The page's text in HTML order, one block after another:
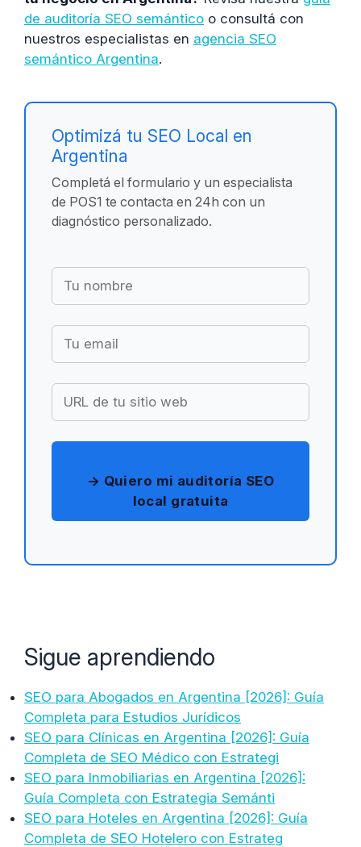
de auditoría SEO semántico o consultá con
nuestros especialistas en agencia SEO
semántico Argentina.
Optimizá tu SEO Local en
Argentina
Completá el formulario y un especialista
de POS1 te contacta en 24h con un
diagnóstico personalizado.
→ Quiero mi auditoría SEO
local gratuita
Sigue aprendiendo
SEO para Abogados en Argentina [2026]: Guía
Completa para Estudios Jurídicos
SEO para Clínicas en Argentina [2026]: Guía
Completa de SEO Médico con Estrategi
SEO para Inmobiliarias en Argentina [2026]:
Guía Completa con Estrategia Semánti
SEO para Hoteles en Argentina [2026]: Guía
Completa de SEO Hotelero con Estrateg